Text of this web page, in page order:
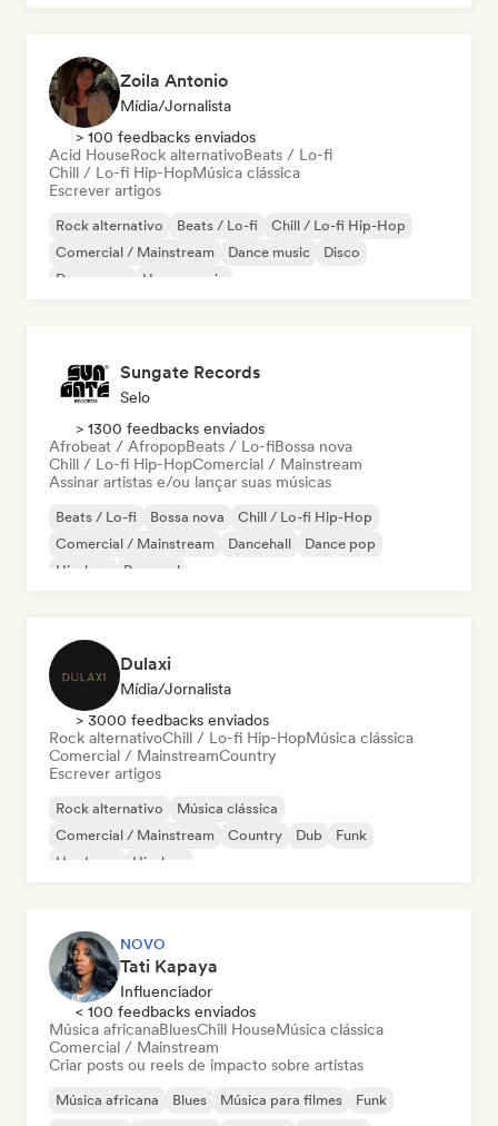
Zoila Antonio
Mídia/Jornalista
> 100 feedbacks enviados
Acid HouseRock alternativoBeats / Lo-fi
Chill / Lo-fi Hip-HopMúsica clássica
Escrever artigos
Rock alternativo Beats / Lo-fi
Chill / Lo-fi Hip-Hop
Comercial / Mainstream
Dance music
Disco
Dream pop
House music
Sungate Records
Selo
> 1300 feedbacks enviados
Afrobeat / AfropopBeats / Lo-fiBossa nova
Chill / Lo-fi Hip-HopComercial / Mainstream
Assinar artistas e/ou lançar suas músicas
Beats / Lo-fi Bossa nova
Chill / Lo-fi Hip-Hop
Comercial / Mainstream
Dancehall
Dance pop
Hip-hop
Pop soul
Dulaxi
Mídia/Jornalista
> 3000 feedbacks enviados
Rock alternativoChill / Lo-fi Hip-HopMúsica clássica
Comercial / MainstreamCountry
Escrever artigos
Rock alternativo
Música clássica
Comercial / Mainstream
Country Dub
Funk
Hardcore
Hip-hop
NOVO
Tati Kapaya
Influenciador
< 100 feedbacks enviados
Música africanaBluesChill HouseMúsica clássica
Comercial / Mainstream
Criar posts ou reels de impacto sobre artistas
Música africana Blues Música para filmes
Funk